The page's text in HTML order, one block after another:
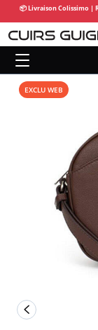
📦 Livraison Colissimo |
EXCLU WEB